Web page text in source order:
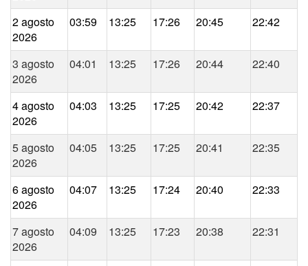
2 agosto
2026
03:59 13:25 17:26 20:45 22:42
3 agosto
2026
04:01 13:25 17:26 20:44 22:40
4 agosto
2026
04:03 13:25 17:25 20:42 22:37
5 agosto
2026
04:05 13:25 17:25 20:41 22:35
6 agosto
2026
04:07 13:25 17:24 20:40 22:33
7 agosto
2026
04:09 13:25 17:23 20:38 22:31